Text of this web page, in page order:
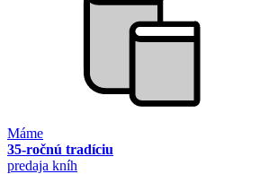
Máme
35-ročnú tradíciu
predaja kníh